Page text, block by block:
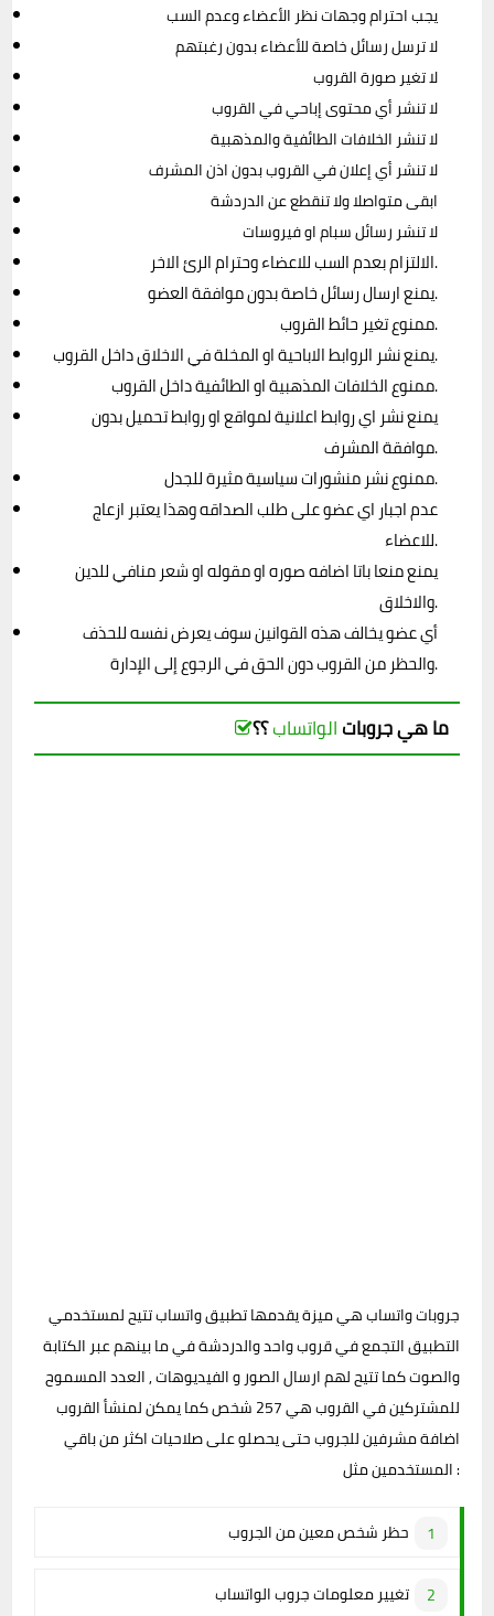
يجب احترام وجهات نظر الأعضاء وعدم السب
لا ترسل رسائل خاصة للأعضاء بدون رغبتهم
لا تغير صورة القروب
لا تنشر أي محتوى إباحي في القروب
لا تنشر الخلافات الطائفية والمذهبية
لا تنشر أي إعلان في القروب بدون اذن المشرف
ابقى متواصلا ولا تنقطع عن الدردشة
لا تنشر رسائل سبام او فيروسات
الالتزام بعدم السب للاعضاء وحترام الرئ الاخر.
يمنع ارسال رسائل خاصة بدون موافقة العضو.
ممنوع تغير حائط القروب.
يمنع نشر الروابط الاباحية او المخلة في الاخلاق داخل القروب.
ممنوع الخلافات المذهبية او الطائفية داخل القروب.
موافقة المشرف.
ممنوع نشر منشورات سياسية مثيرة للجدل.
للاعضاء.
والاخلاق.
والحظر من القروب دون الحق في الرجوع إلى الإدارة.
ما هي جروباتالواتساب؟؟
جروبات واتساب هي ميزة يقدمها تطبيق واتساب تتيح لمستخدمي
التطبيق التجمع في قروب واحد والدردشة في ما بينهم عبر الكتابة
والصوت كما تتيح لهم ارسال الصور و الفيديوهات , العدد المسموح
للمشتركين في القروب هي 257 شخص كما يمكن لمنشأ القروب
اضافة مشرفين للجروب حتى يحصلو على صلاحيات اكثر من باقي
المستخدمين مثل :
حظر شخص معين من الجروب
تغيير معلومات جروب الواتساب